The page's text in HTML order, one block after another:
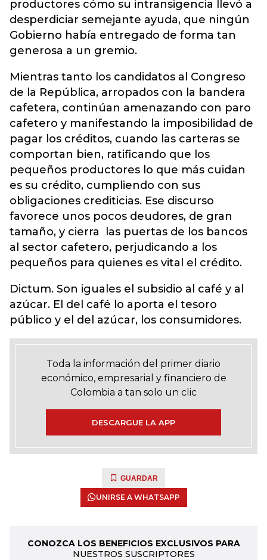
productores cómo su intransigencia llevó a
desperdiciar semejante ayuda, que ningún
Gobierno había entregado de forma tan
generosa a un gremio.
Mientras tanto los candidatos al Congreso
de la República, arropados con la bandera
cafetera, continúan amenazando con paro
cafetero y manifestando la imposibilidad de
pagar los créditos, cuando las carteras se
comportan bien, ratificando que los
pequeños productores lo que más cuidan
es su crédito, cumpliendo con sus
obligaciones crediticias. Ese discurso
favorece unos pocos deudores, de gran
tamaño, y cierra las puertas de los bancos
al sector cafetero, perjudicando a los
pequeños para quienes es vital el crédito.
Dictum. Son iguales el subsidio al café y al
azúcar. El del café lo aporta el tesoro
público y el del azúcar, los consumidores.
Toda la información del primer diario
económico, empresarial y financiero de
Colombia a tan solo un clic
DESCARGUE LA APP
GUARDAR
UNIRSE A WHATSAPP
CONOZCA LOS BENEFICIOS EXCLUSIVOS PARA
NUESTROS SUSCRIPTORES